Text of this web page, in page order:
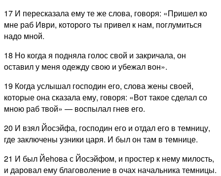
17 И пересказала ему те же слова, говоря: «Пришел ко
мне раб Иври, которого ты привел к нам, поглумиться
надо мной.
18 Но когда я подняла голос свой и закричала, он
оставил у меня одежду свою и убежал вон».
19 Когда услышал господин его, слова жены своей,
которые она сказала ему, говоря: «Вот такое сделал со
мною раб твой» — воспылал гнев его.
20 И взял Йосэйфа, господин его и отдал его в темницу,
где заключены узники царя. И был он там в темнице.
21 И был Йеhова с Йосэйфом, и простер к нему милость,
и даровал ему благоволение в очах начальника темницы.